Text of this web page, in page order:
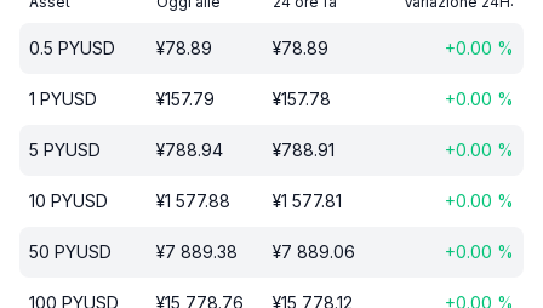
0.5 PYUSD ¥78.89 ¥78.89 +0.00 %
1 PYUSD ¥157.79 ¥157.78 +0.00 %
5 PYUSD ¥788.94 ¥788.91 +0.00 %
10 PYUSD ¥1 577.88 ¥1 577.81 +0.00 %
50 PYUSD ¥7 889.38 ¥7 889.06 +0.00 %
100 PYUSD ¥15 778.76 ¥15 778.12 +0.00 %